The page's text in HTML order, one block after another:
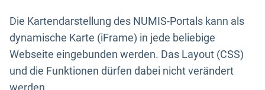
Die Kartendarstellung des NUMIS-Portals kann als
dynamische Karte (iFrame) in jede beliebige
Webseite eingebunden werden. Das Layout (CSS)
und die Funktionen dürfen dabei nicht verändert
werden.